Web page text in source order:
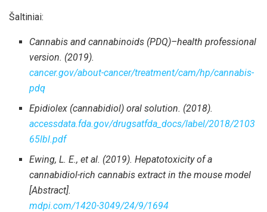
Šaltiniai:
Cannabis and cannabinoids (PDQ)–health professional
version. (2019).
cancer.gov/about-cancer/treatment/cam/hp/cannabis-
pdq
Epidiolex (cannabidiol) oral solution. (2018).
accessdata.fda.gov/drugsatfda_docs/label/2018/2103
65lbl.pdf
Ewing, L. E., et al. (2019). Hepatotoxicity of a
cannabidiol-rich cannabis extract in the mouse model
[Abstract].
mdpi.com/1420-3049/24/9/1694